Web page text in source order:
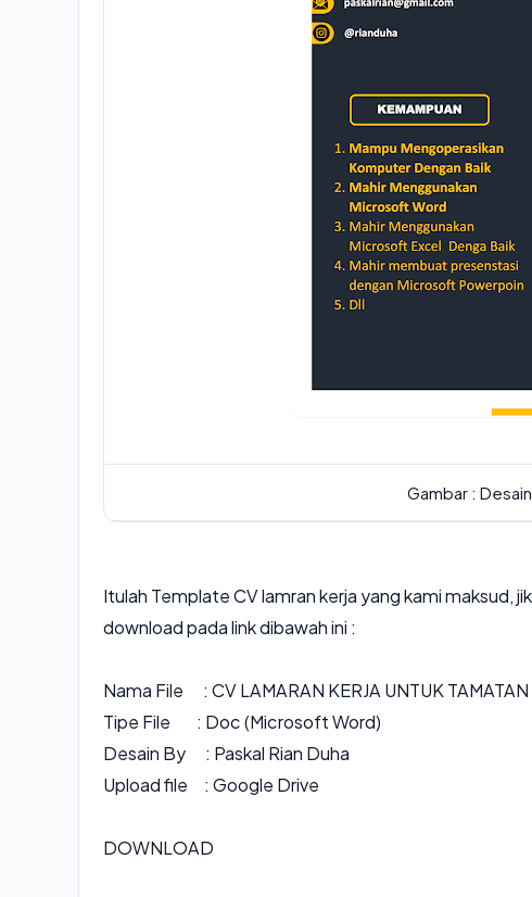
Gambar :
Itulah Template CV lamran kerja yang kami maksud,
download pada link dibawah ini :
Nama File : CV LAMARAN KERJA UNTUK TAMATAN
Tipe File : Doc (Microsoft Word)
Desain By : Paskal Rian Duha
Upload file : Google Drive
DOWNLOAD